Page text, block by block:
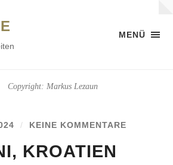
MENÜ
Copyright: Markus Lezaun
/ KEINE KOMMENTARE
KROATIEN